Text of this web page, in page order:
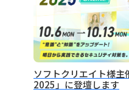
ソフトクリエイト様
2025」に登壇します